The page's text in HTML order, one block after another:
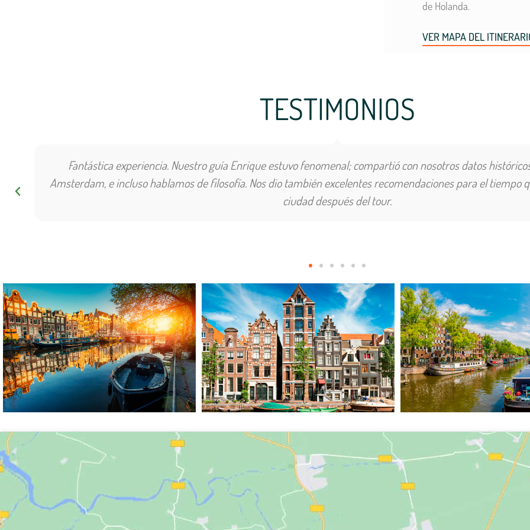
de Holanda.
VER MAPA DEL
TESTIMONIOS
Fantástica experiencia. Nuestro guía Enrique estuvo fenomenal; compartió con nosotros datos
Amsterdam, e incluso hablamos de filosofía. Nos dio también excelentes recomendaciones para el tiempo
ciudad después del tour.